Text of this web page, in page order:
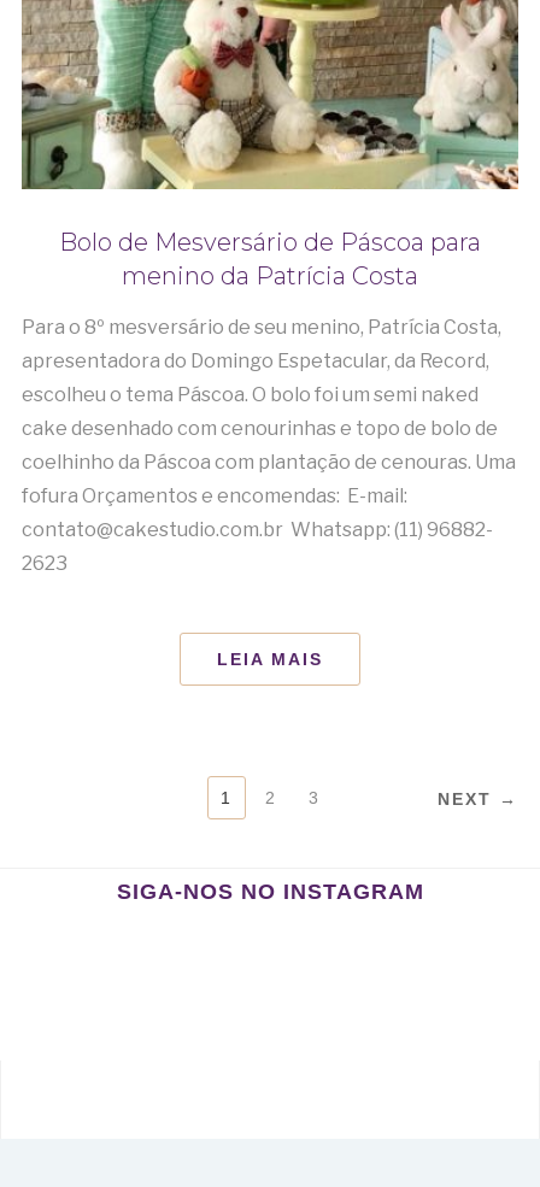
Bolo de Mesversário de Páscoa para
menino da Patrícia Costa
Para o 8º mesversário de seu menino, Patrícia Costa,
apresentadora do Domingo Espetacular, da Record,
escolheu o tema Páscoa. O bolo foi um semi naked
cake desenhado com cenourinhas e topo de bolo de
coelhinho da Páscoa com plantação de cenouras. Uma
fofura Orçamentos e encomendas: E-mail:
contato@cakestudio.com.br Whatsapp: (11) 96882-
2623
LEIA MAIS
PAGINAÇÃO1 2 3 NEXT →
SIGA-NOS NO INSTAGRAM